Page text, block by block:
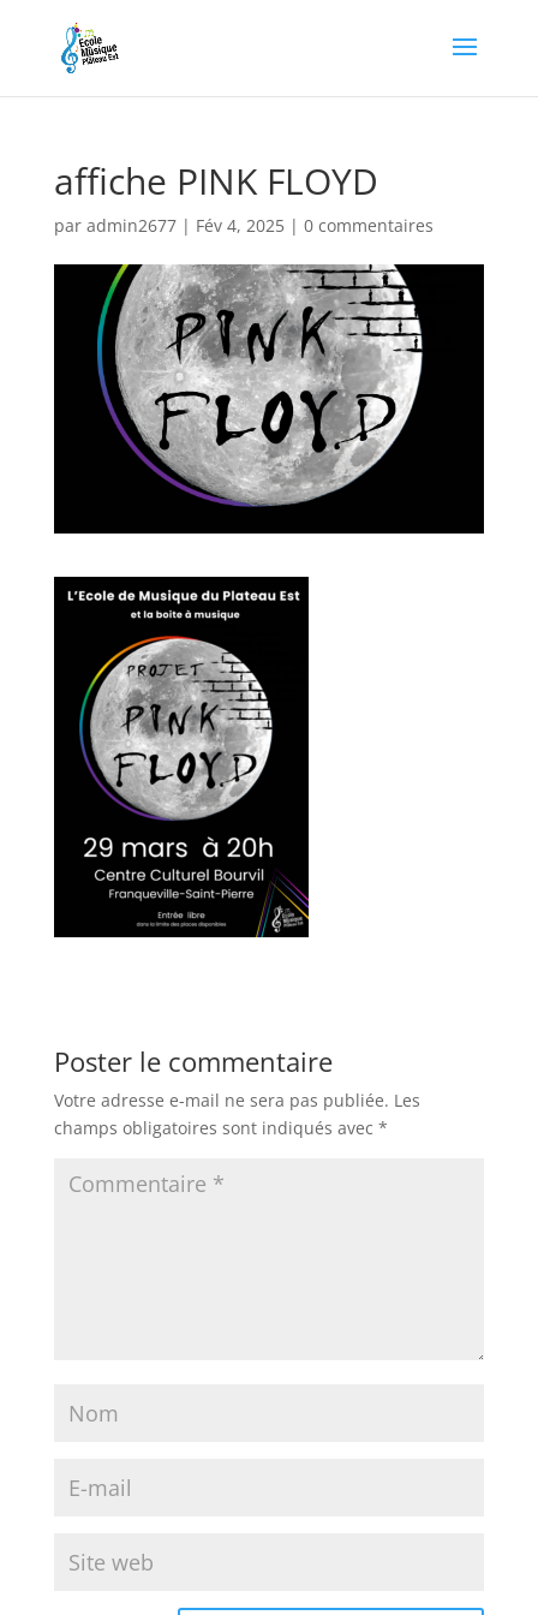
affiche PINK FLOYD
par admin2677| Fév 4, 2025| 0 commentaires
Poster le commentaire
Votre adresse e-mail ne sera pas publiée. Les
champs obligatoires sont indiqués avec *